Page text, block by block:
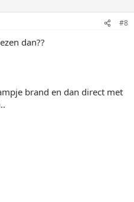
#8
dan??
brand en dan direct met